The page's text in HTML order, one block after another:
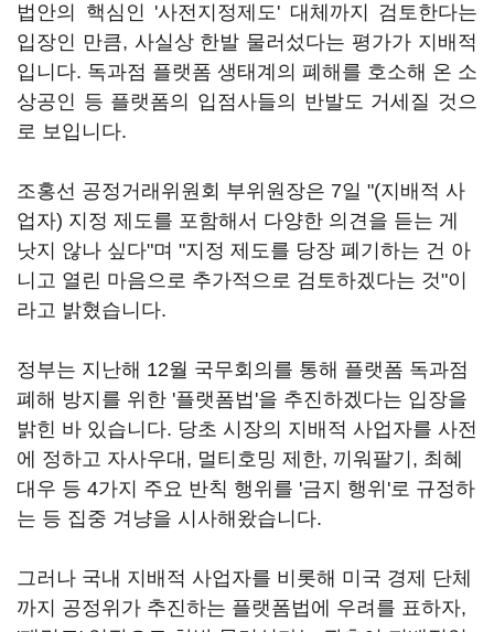
법안의 핵심인 '사전지정제도' 대체까지 검토한다는
입장인 만큼, 사실상 한발 물러섰다는 평가가 지배적
입니다. 독과점 플랫폼 생태계의 폐해를 호소해 온 소
상공인 등 플랫폼의 입점사들의 반발도 거세질 것으
로 보입니다.
조홍선 공정거래위원회 부위원장은 7일 "(지배적 사
업자) 지정 제도를 포함해서 다양한 의견을 듣는 게
낫지 않나 싶다"며 "지정 제도를 당장 폐기하는 건 아
니고 열린 마음으로 추가적으로 검토하겠다는 것"이
라고 밝혔습니다.
정부는 지난해 12월 국무회의를 통해 플랫폼 독과점
폐해 방지를 위한 '플랫폼법'을 추진하겠다는 입장을
밝힌 바 있습니다. 당초 시장의 지배적 사업자를 사전
에 정하고 자사우대, 멀티호밍 제한, 끼워팔기, 최혜
대우 등 4가지 주요 반칙 행위를 '금지 행위'로 규정하
는 등 집중 겨냥을 시사해왔습니다.
그러나 국내 지배적 사업자를 비롯해 미국 경제 단체
까지 공정위가 추진하는 플랫폼법에 우려를 표하자,